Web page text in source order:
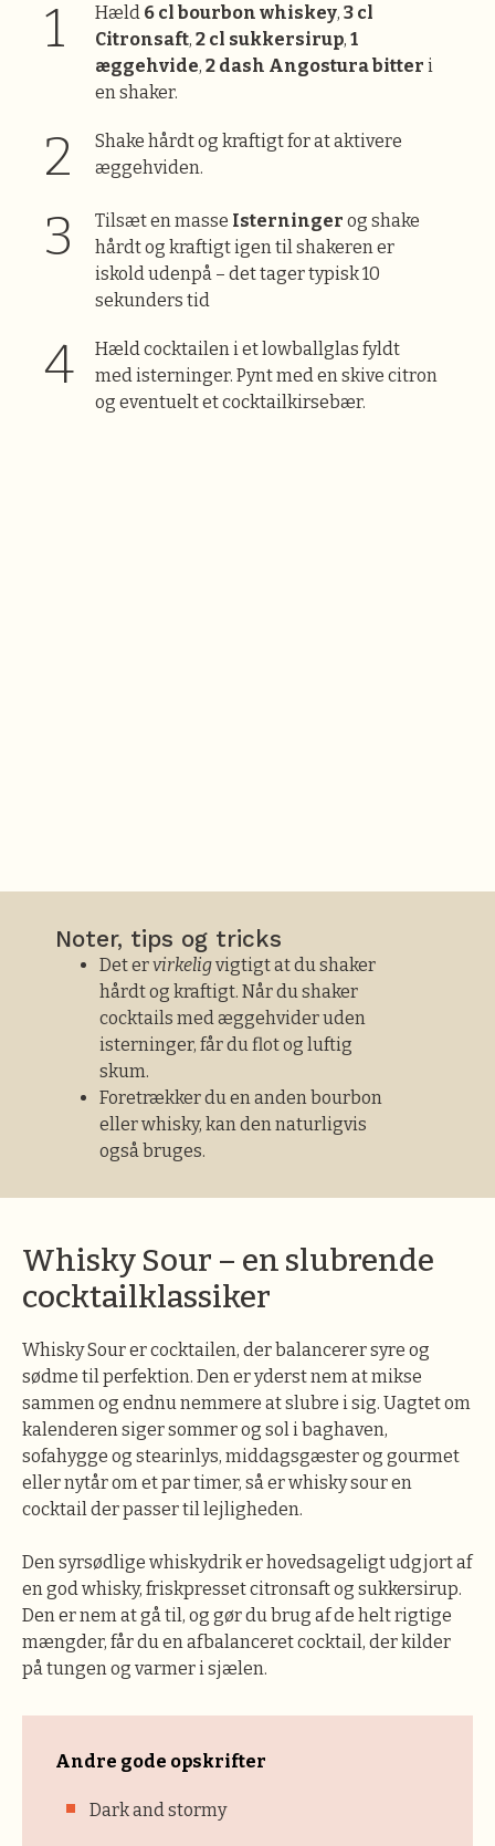
Hæld 6 cl bourbon whiskey, 3 cl
Citronsaft, 2 cl sukkersirup, 1
æggehvide, 2 dash Angostura bitter i
en shaker.
Shake hårdt og kraftigt for at aktivere
æggehviden.
Tilsæt en masse Isterninger og shake
hårdt og kraftigt igen til shakeren er
iskold udenpå – det tager typisk 10
sekunders tid
Hæld cocktailen i et lowballglas fyldt
med isterninger. Pynt med en skive citron
og eventuelt et cocktailkirsebær.
Noter, tips og tricks
Det ervirkeligvigtigt at du shaker
hårdt og kraftigt. Når du shaker
cocktails med æggehvider uden
isterninger, får du flot og luftig
skum.
Foretrækker du en anden bourbon
eller whisky, kan den naturligvis
også bruges.
Whisky Sour – en slubrende
cocktailklassiker
Whisky Sour er cocktailen, der balancerer syre og
sødme til perfektion. Den er yderst nem at mikse
sammen og endnu nemmere at slubre i sig. Uagtet om
kalenderen siger sommer og sol i baghaven,
sofahygge og stearinlys, middagsgæster og gourmet
eller nytår om et par timer, så er whisky sour en
cocktail der passer til lejligheden.
Den syrsødlige whiskydrik er hovedsageligt udgjort af
en god whisky, friskpresset citronsaft og sukkersirup.
Den er nem at gå til, og gør du brug af de helt rigtige
mængder, får du en afbalanceret cocktail, der kilder
på tungen og varmer i sjælen.
Andre gode opskrifter
Dark and stormy